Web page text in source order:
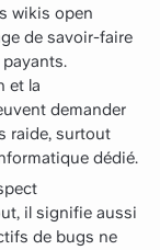
wikis open
de savoir-faire
et la
demander
raide, surtout
dédié.
il signifie aussi
de bugs ne